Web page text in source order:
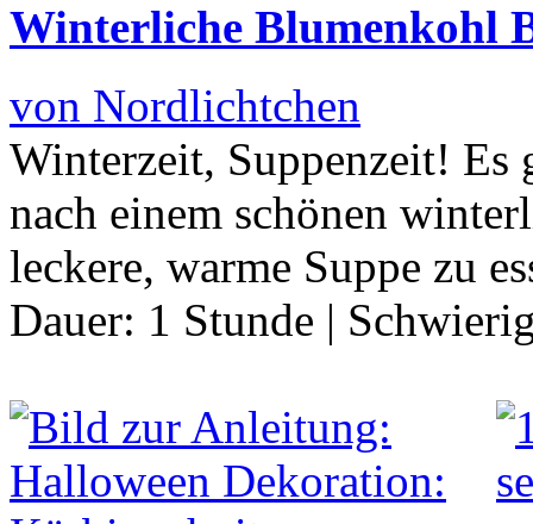
Winterliche Blumenkohl
von Nordlichtchen
Winterzeit, Suppenzeit! Es
nach einem schönen
leckere, warme Suppe zu
Dauer: 1 Stunde |